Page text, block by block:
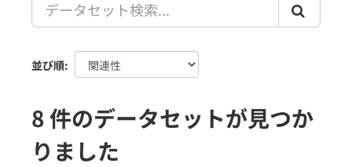
並び順
8 件のデータセットが見つか
りました